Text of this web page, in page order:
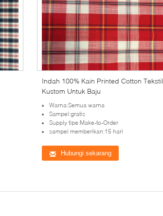
Indah 100% Kain Printed Cotton Tekstil
Kustom Untuk Baju
Warna:Semua warna
Sampel:gratis
Supply tipe:Make-to-Order
sampel memberikan:15 hari
Hubungi sekarang